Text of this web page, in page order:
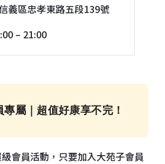
義區忠孝東路五段139號
– 21:00
屬｜超值好康享不完！
會員活動，只要加入大苑子會員